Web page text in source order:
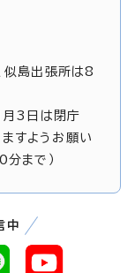
似島出張所は8
月3日は閉庁
すようお願い
分まで）
中